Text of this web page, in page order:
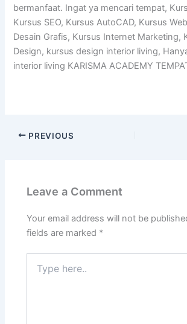
bermanfaat. Ingat ya mencari tempat,
Kursus SEO, Kursus AutoCAD, Kursus
Desain Grafis, Kursus Internet Marketing,
Design, kursus design interior living,
interior living KARISMA ACADEMY
PREVIOUS
Leave a Comment
Your email address will not be
fields are marked *
here..